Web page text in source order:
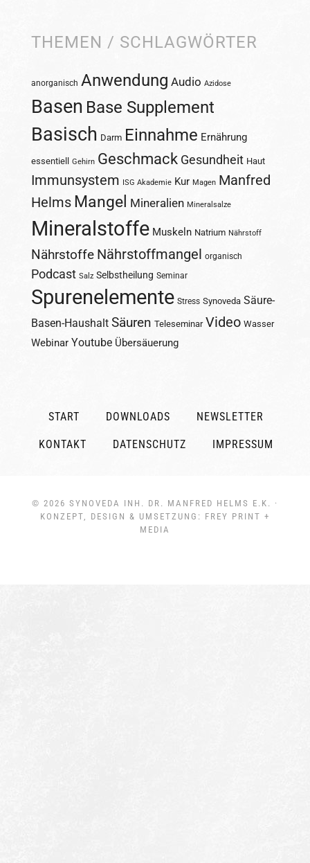
THEMEN / SCHLAGWÖRTER
anorganisch Anwendung Audio Azidose
Basen Base Supplement
Basisch Darm Einnahme Ernährung
essentiell Gehirn Geschmack Gesundheit Haut
Immunsystem ISG Akademie Kur Magen Manfred
Helms Mangel Mineralien Mineralsalze
Mineralstoffe Muskeln Natrium Nährstoff
Nährstoffe Nährstoffmangel organisch
Podcast Salz Selbstheilung Seminar
Spurenelemente Stress Synoveda Säure-
Basen-Haushalt Säuren Teleseminar Video Wasser
Webinar Youtube Übersäuerung
START DOWNLOADS NEWSLETTER
KONTAKT DATENSCHUTZ IMPRESSUM
© 2026 SYNOVEDA INH. DR. MANFRED HELMS E.K. ·
KONZEPT, DESIGN & UMSETZUNG: FREY PRINT +
MEDIA